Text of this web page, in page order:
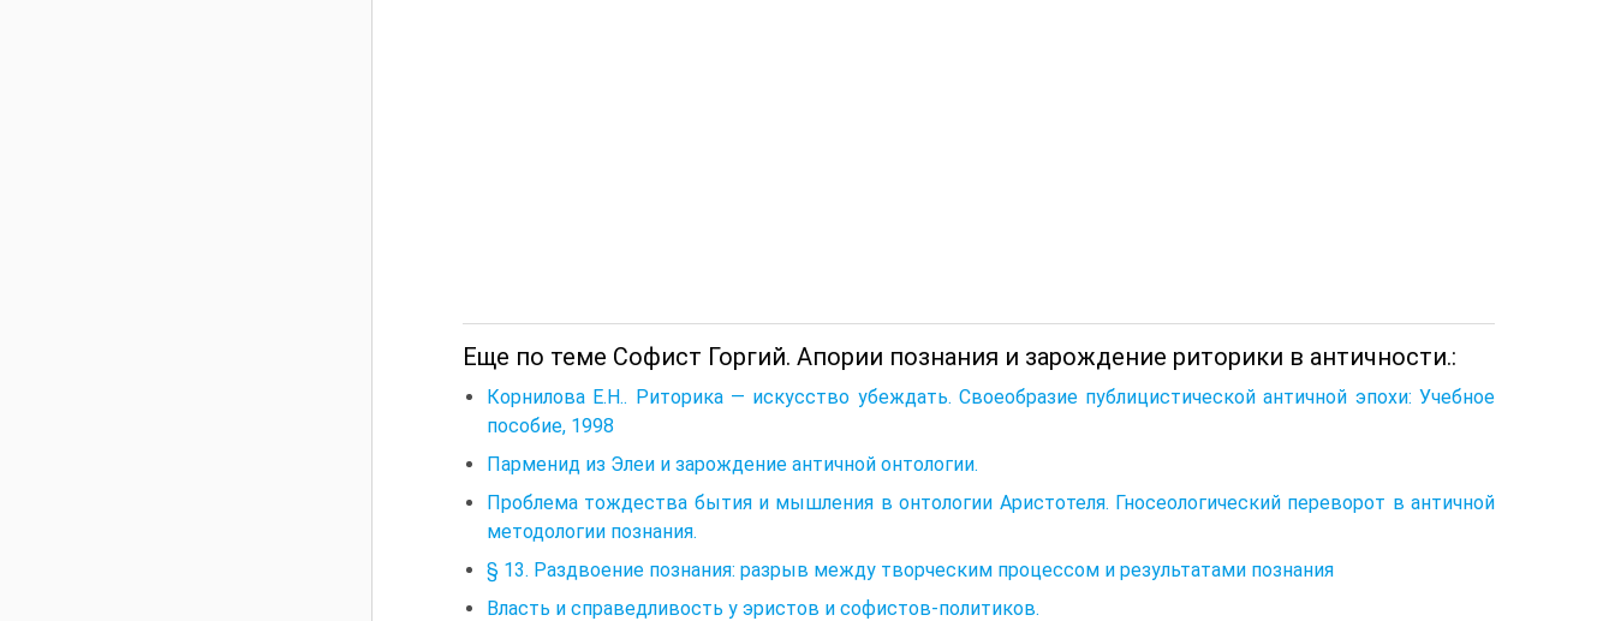
Еще по теме Софист Горгий. Апории познания и зарождение риторики в античности.:
Корнилова Е.Н.. Риторика — искусство убеждать. Своеобразие публицистической античной эпохи: Учебное
пособие, 1998
Парменид из Элеи и зарождение античной онтологии.
Проблема тождества бытия и мышления в онтологии Аристотеля. Гносеологический переворот в античной
методологии познания.
§ 13. Раздвоение познания: разрыв между творческим процессом и результатами познания
Власть и справедливость у эристов и софистов-политиков.